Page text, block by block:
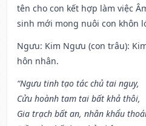
tên cho con kết hợp làm việc
sinh mới mong nuôi con khôn
Ngưu: Kim Ngưu (con trâu):
hôn nhân.
“Ngưu tinh tạo tác chủ tai nguy,
Cửu hoành tam tai bất khả thôi,
Gia trạch bất an, nhân khẩu